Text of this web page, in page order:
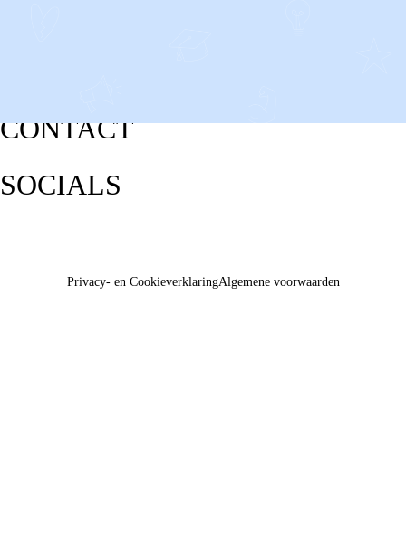
CONTACT
SOCIALS
Privacy- en CookieverklaringAlgemene voorwaarden